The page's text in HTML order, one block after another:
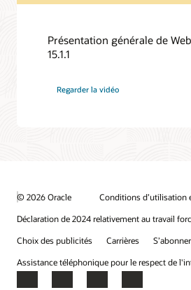
Présentation générale de
15.1.1
Regarder la vidéo
© 2026 Oracle
Conditions d’utilisation
Déclaration de 2024 relativement au travail
Choix des publicités
Carrières
Assistance téléphonique pour le respect de
Facebook
X LinkedInYouTube